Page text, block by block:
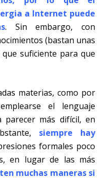
a Internet puede
. Sin embargo, con
(bastan unas
suficiente para que
materias, como por
el lenguaje
parecer más difícil, en
siempre hay
formales poco
en lugar de las más
muchas maneras si